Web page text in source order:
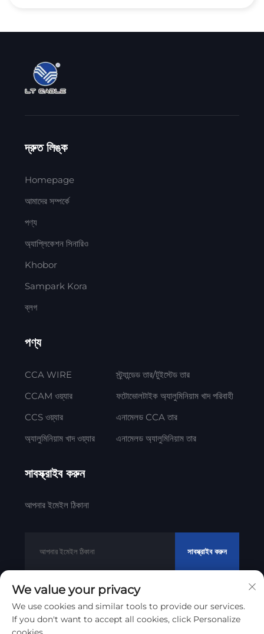
দ্রুত লিঙ্ক
Homepage
আমাদের সম্পর্কে
পণ্য
অ্যাপ্লিকেশন সিনারিও
Khobor
Sampark Kora
ব্লগ
পণ্য
CCA WIRE
CCAM ওয়্যার
CCS ওয়্যার
অ্যালুমিনিয়াম খাদ ওয়্যার
স্ট্র্যান্ডেড তার/টুইস্টেড তার
ফটোভোলটাইক অ্যালুমিনিয়াম খাদ পরিবাহী
এনামেলড CCA তার
এনামেলড অ্যালুমিনিয়াম তার
সাবস্ক্রাইব করুন
আপনার ইমেইল ঠিকানা
সাবস্ক্রাইব করুন
কপিরাইট © ২০১২ - ২০২৩ লিটোঙ্গ কেবল টেকনোলজি কো., লিমিটেড
গোপনীয়তা
নীতিমালা
We value your privacy
We use cookies and similar tools to provide our services.
If you don't want to accept all cookies, click Personalize